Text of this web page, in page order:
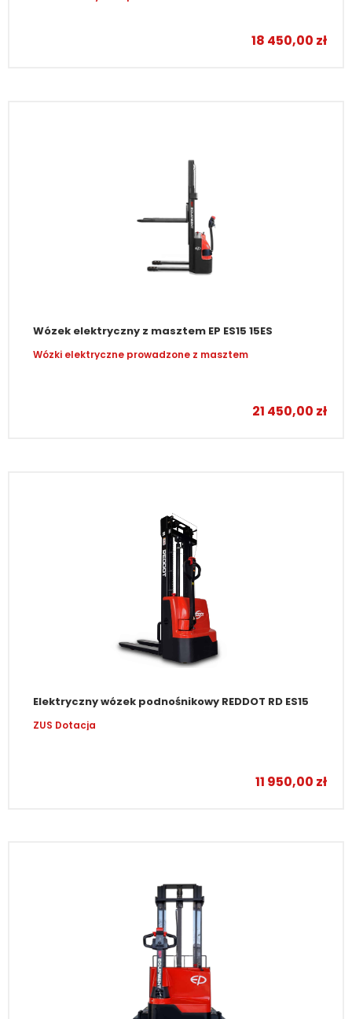
18 450,00 zł
Wózek elektryczny z masztem EP ES15 15ES
Wózki elektryczne prowadzone z masztem
21 450,00 zł
Elektryczny wózek podnośnikowy REDDOT RD ES15
ZUS Dotacja
11 950,00 zł